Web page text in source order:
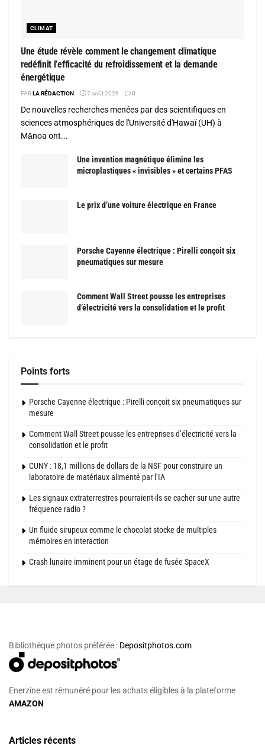
CLIMAT
Une étude révèle comment le changement climatique
redéfinit l’efficacité du refroidissement et la demande
énergétique
PARLA RÉDACTION 7 août 2026 0
De nouvelles recherches menées par des scientifiques en
sciences atmosphériques de l'Université d'Hawaï (UH) à
Mānoa ont...
Une invention magnétique élimine les
microplastiques « invisibles » et certains PFAS
Le prix d’une voiture électrique en France
Porsche Cayenne électrique : Pirelli conçoit six
pneumatiques sur mesure
Comment Wall Street pousse les entreprises
d’électricité vers la consolidation et le profit
Points forts
Porsche Cayenne électrique : Pirelli conçoit six pneumatiques sur
mesure
Comment Wall Street pousse les entreprises d’électricité vers la
consolidation et le profit
CUNY : 18,1 millions de dollars de la NSF pour construire un
laboratoire de matériaux alimenté par l’IA
Les signaux extraterrestres pourraient-ils se cacher sur une autre
fréquence radio ?
Un fluide sirupeux comme le chocolat stocke de multiples
mémoires en interaction
Crash lunaire imminent pour un étage de fusée SpaceX
Bibliothèque photos préférée : Depositphotos.com
Enerzine est rémunéré pour les achats éligibles à la plateforme
AMAZON
Articles récents